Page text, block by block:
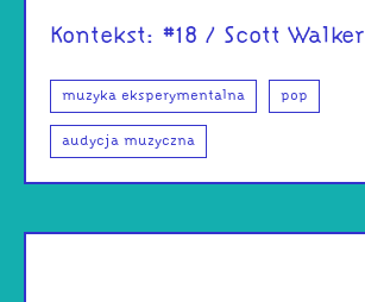
Kontekst: #18 / Scott Walker
muzyka eksperymentalna pop
audycja muzyczna